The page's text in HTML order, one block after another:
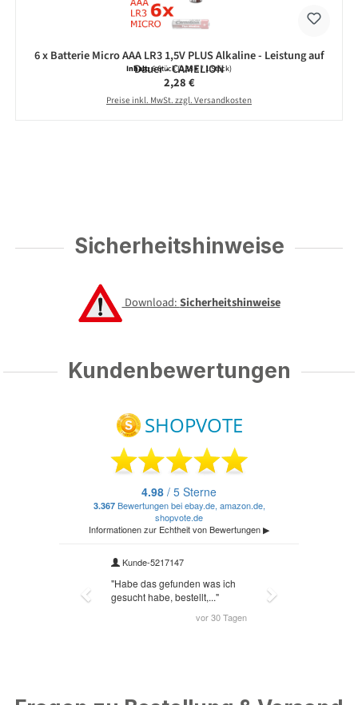
6 x Batterie Micro AAA LR3 1,5V PLUS Alkaline - Leistung auf
Dauer - CAMELION
Inhalt:6 Stück(0,38 € / 1 Stück)
Regulärer Preis:
2,28 €
Preise inkl. MwSt. zzgl. Versandkosten
Sicherheitshinweise
Download:Sicherheitshinweise
Kundenbewertungen